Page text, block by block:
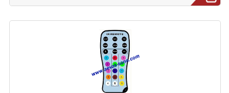
Egaliseur Egaliseurs
Enceintes Et Caissons Basses
Packs Sono